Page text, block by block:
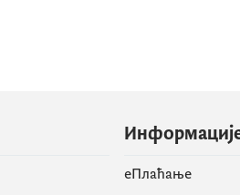
eПлаћање